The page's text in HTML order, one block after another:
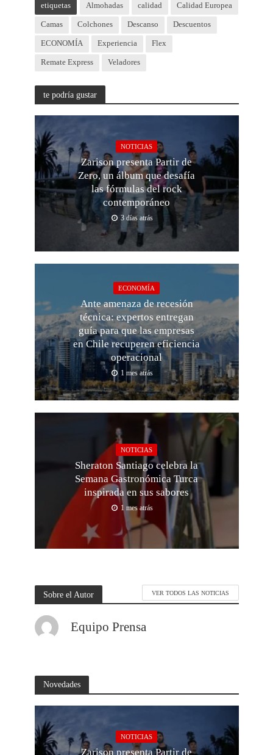
etiquetas Almohadas calidad Calidad Europea
Camas Colchones Descanso Descuentos
ECONOMÍA Experiencia Flex
Remate Express Veladores
te podría gustar
NOTICIAS
Zarison presenta Partir de
Zero, un álbum que desafía
las fórmulas del rock
contemporáneo
3 días atrás
ECONOMÍA
Ante amenaza de recesión
técnica: expertos entregan
guía para que las empresas
en Chile recuperen eficiencia
operacional
1 mes atrás
NOTICIAS
Sheraton Santiago celebra la
Semana Gastronómica Turca
inspirada en sus sabores
1 mes atrás
Sobre el Autor VER TODOS LAS NOTICIAS
Equipo Prensa
Novedades
NOTICIAS
Zarison presenta Partir de